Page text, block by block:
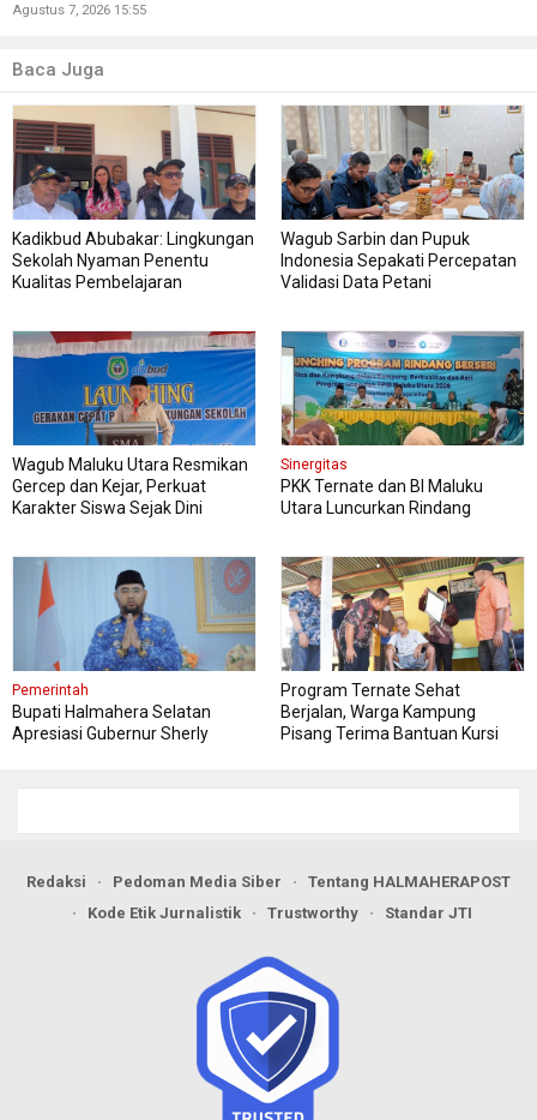
Agustus 7, 2026 15:55
Baca Juga
Kadikbud Abubakar: Lingkungan
Sekolah Nyaman Penentu
Kualitas Pembelajaran
Wagub Sarbin dan Pupuk
Indonesia Sepakati Percepatan
Validasi Data Petani
Wagub Maluku Utara Resmikan
Gercep dan Kejar, Perkuat
Karakter Siswa Sejak Dini
Sinergitas
PKK Ternate dan BI Maluku
Utara Luncurkan Rindang
Pemerintah
Bupati Halmahera Selatan
Apresiasi Gubernur Sherly
Program Ternate Sehat
Berjalan, Warga Kampung
Pisang Terima Bantuan Kursi
Redaksi Pedoman Media Siber
Tentang HALMAHERAPOST
Kode Etik Jurnalistik
Trustworthy Standar JTI